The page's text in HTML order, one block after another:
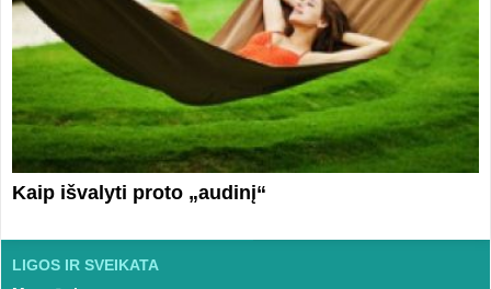
Kaip išvalyti proto „audinį“
LIGOS IR SVEIKATA